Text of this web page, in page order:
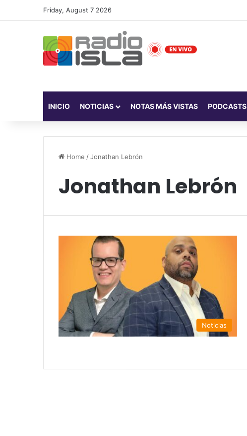
Friday, August 7 2026
INICIO NOTICIAS NOTAS MÁS VISTAS PODCASTS
Home /Jonathan Lebrón
Jonathan Lebrón
Noticias